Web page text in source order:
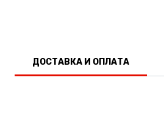
ДОСТАВКА И ОПЛАТА